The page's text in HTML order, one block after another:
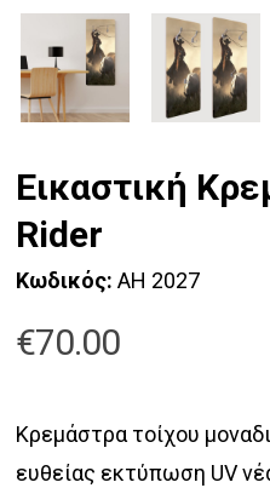
Εικαστική
Rider
Κωδικός: AH 2027
€70.00
Κρεμάστρα τοίχου
ευθείας εκτύπωση UV